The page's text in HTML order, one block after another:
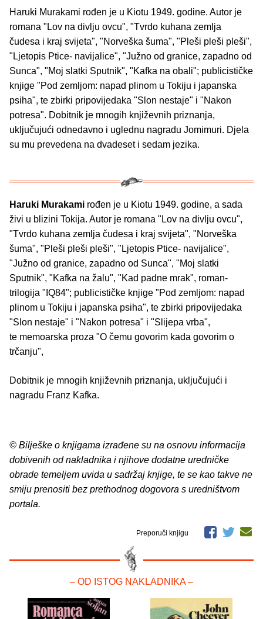
Haruki Murakami rođen je u Kiotu 1949. godine. Autor je
romana "Lov na divlju ovcu", "Tvrdo kuhana zemlja
čudesa i kraj svijeta", "Norveška šuma", "Pleši pleši pleši",
"Ljetopis Ptice- navijalice", "Južno od granice, zapadno od
Sunca", "Moj slatki Sputnik", "Kafka na obali"; publicističke
knjige "Pod zemljom: napad plinom u Tokiju i japanska
psiha", te zbirki pripovijedaka "Slon nestaje" i "Nakon
potresa". Dobitnik je mnogih književnih priznanja,
uključujući odnedavno i uglednu nagradu Jomimuri. Djela
su mu prevedena na dvadeset i sedam jezika.
Haruki Murakami rođen je u Kiotu 1949. godine, a sada
živi u blizini Tokija. Autor je romana "Lov na divlju ovcu",
"Tvrdo kuhana zemlja čudesa i kraj svijeta", "Norveška
šuma", "Pleši pleši pleši", "Ljetopis Ptice- navijalice",
"Južno od granice, zapadno od Sunca", "Moj slatki
Sputnik", "Kafka na žalu", "Kad padne mrak", roman-
trilogija "IQ84"; publicističke knjige "Pod zemljom: napad
plinom u Tokiju i japanska psiha", te zbirki pripovijedaka
"Slon nestaje" i "Nakon potresa" i "Slijepa vrba",
te memoarska proza "O čemu govorim kada govorim o
trčanju",
Dobitnik je mnogih književnih priznanja, uključujući i
nagradu Franz Kafka.
© Bilješke o knjigama izrađene su na osnovu informacija
dobivenih od nakladnika i njihove dodatne uredničke
obrade temeljem uvida u sadržaj knjige, te se kao takve ne
smiju prenositi bez prethodnog dogovora s uredništvom
portala.
Preporuči knjigu
– OD ISTOG NAKLADNIKA –